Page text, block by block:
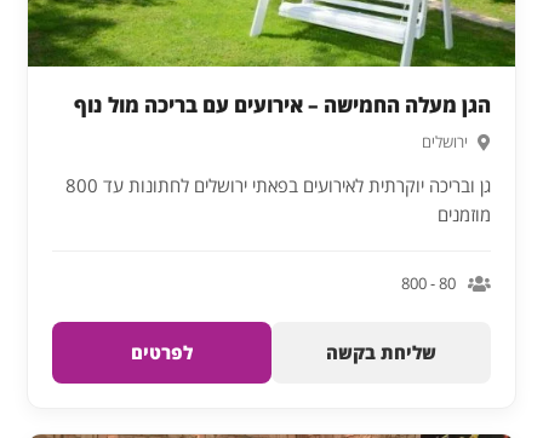
הגן מעלה החמישה – אירועים עם בריכה מול נוף
ירושלים
גן ובריכה יוקרתית לאירועים בפאתי ירושלים לחתונות עד 800
מוזמנים
80 - 800
שליחת בקשה לפרטים